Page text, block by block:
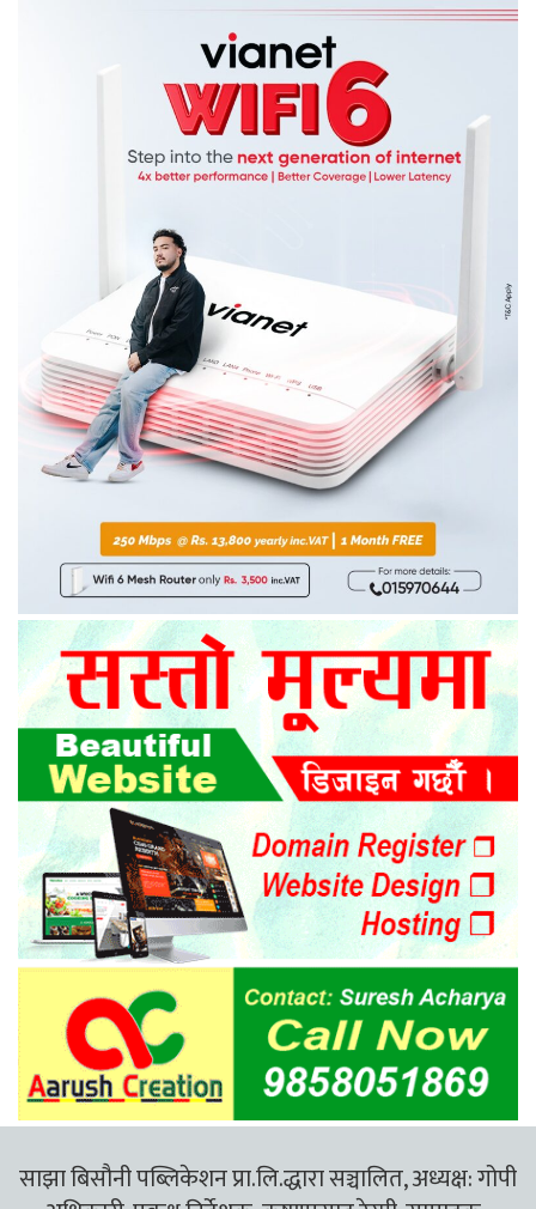
साझा बिसौनी पब्लिकेशन प्रा.लि.द्धारा सञ्चालित, अध्यक्ष: गोपी